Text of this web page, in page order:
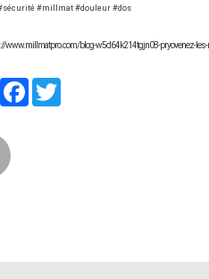
#millmat #douleur #dos
www.millmatpro.com/blog-w5d64k214tgjn08-pryovenez-
PartagerFacebook